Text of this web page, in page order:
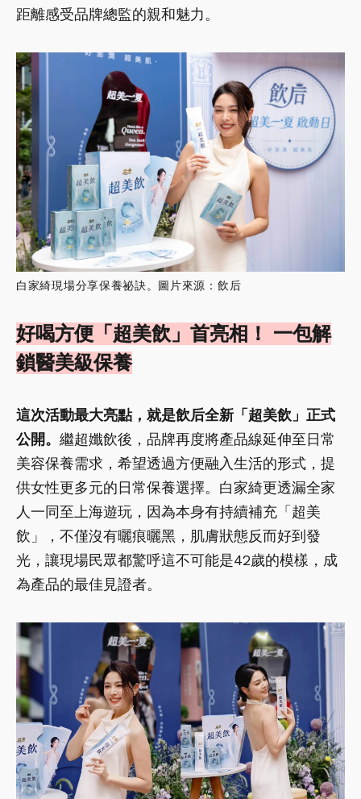
距離感受品牌總監的親和魅力。
白家綺現場分享保養祕訣。圖片來源：飲后
好喝方便「超美飲」首亮相！ 一包解
鎖醫美級保養
這次活動最大亮點，就是飲后全新「超美飲」正式
公開。 繼超孅飲後，品牌再度將產品線延伸至日常
美容保養需求，希望透過方便融入生活的形式，提
供女性更多元的日常保養選擇。白家綺更透漏全家
人一同至上海遊玩，因為本身有持續補充「超美
飲」，不僅沒有曬痕曬黑，肌膚狀態反而好到發
光，讓現場民眾都驚呼這不可能是42歲的模樣，成
為產品的最佳見證者。